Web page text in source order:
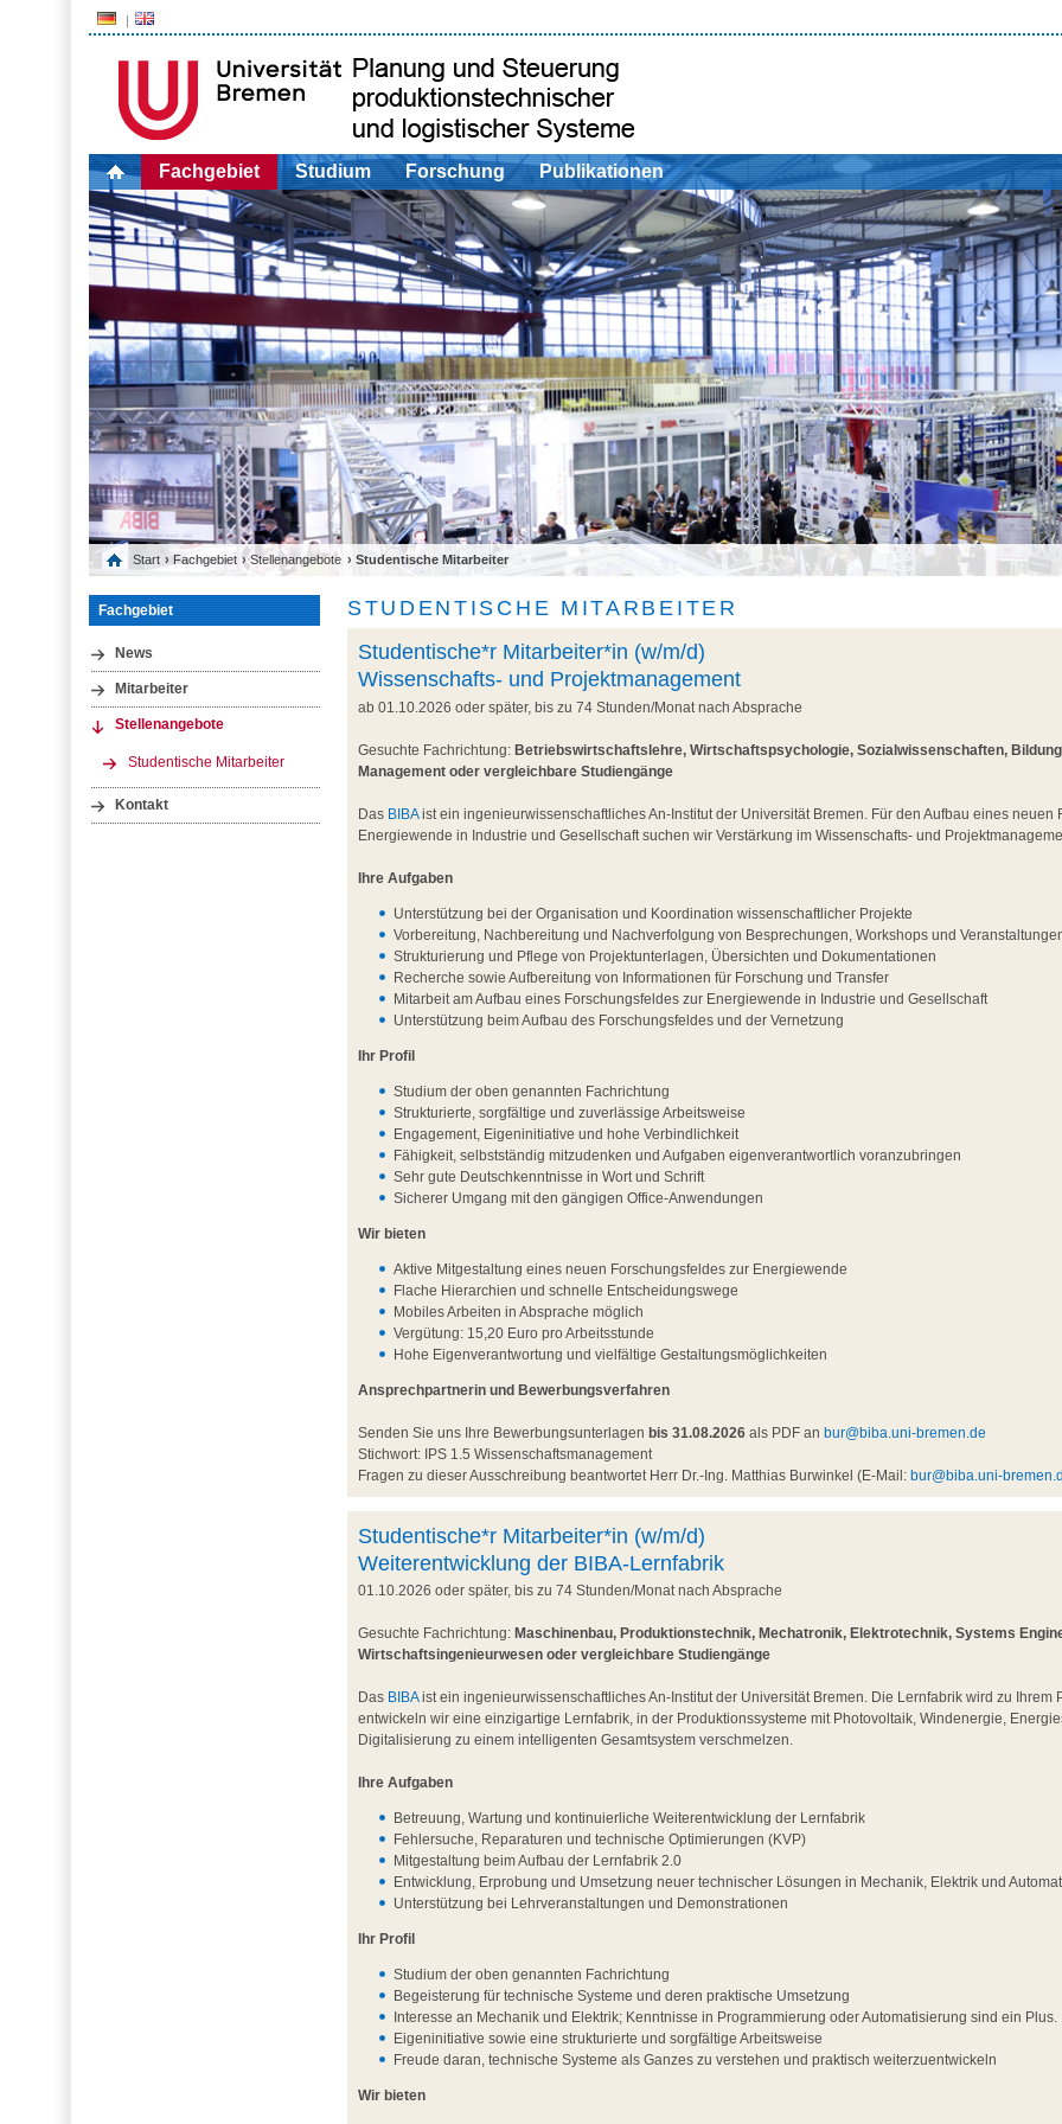
Fachgebiet Studium Forschung Publikationen
Start › Fachgebiet ›Stellenangebote › Studentische Mitarbeiter
Fachgebiet
News
Mitarbeiter
Stellenangebote
Studentische Mitarbeiter
Kontakt
STUDENTISCHE MITARBEITER
Studentische*r Mitarbeiter*in (w/m/d)
Wissenschafts- und Projektmanagement
ab 01.10.2026 oder später, bis zu 74 Stunden/Monat nach Absprache
Gesuchte Fachrichtung:Betriebswirtschaftslehre, Wirtschaftspsychologie, Sozialwissenschaften,
Management oder vergleichbare Studiengänge
Das BIBAist ein ingenieurwissenschaftliches An-Institut der Universität Bremen. Für den Aufbau eines neuen
Energiewende in Industrie und Gesellschaft suchen wir Verstärkung im Wissenschafts- und
Ihre Aufgaben
Unterstützung bei der Organisation und Koordination wissenschaftlicher Projekte
Vorbereitung, Nachbereitung und Nachverfolgung von Besprechungen, Workshops und
Strukturierung und Pflege von Projektunterlagen, Übersichten und Dokumentationen
Recherche sowie Aufbereitung von Informationen für Forschung und Transfer
Mitarbeit am Aufbau eines Forschungsfeldes zur Energiewende in Industrie und Gesellschaft
Unterstützung beim Aufbau des Forschungsfeldes und der Vernetzung
Ihr Profil
Studium der oben genannten Fachrichtung
Strukturierte, sorgfältige und zuverlässige Arbeitsweise
Engagement, Eigeninitiative und hohe Verbindlichkeit
Fähigkeit, selbstständig mitzudenken und Aufgaben eigenverantwortlich voranzubringen
Sehr gute Deutschkenntnisse in Wort und Schrift
Sicherer Umgang mit den gängigen Office-Anwendungen
Wir bieten
Aktive Mitgestaltung eines neuen Forschungsfeldes zur Energiewende
Flache Hierarchien und schnelle Entscheidungswege
Mobiles Arbeiten in Absprache möglich
Vergütung: 15,20 Euro pro Arbeitsstunde
Hohe Eigenverantwortung und vielfältige Gestaltungsmöglichkeiten
Ansprechpartnerin und Bewerbungsverfahren
Senden Sie uns Ihre Bewerbungsunterlagenbis 31.08.2026 als PDF anbur@biba.uni-bremen.de
Stichwort: IPS 1.5 Wissenschaftsmanagement
Fragen zu dieser Ausschreibung beantwortet Herr Dr.-Ing. Matthias Burwinkel (E-Mail:bur@biba.uni-
Studentische*r Mitarbeiter*in (w/m/d)
Weiterentwicklung der BIBA-Lernfabrik
01.10.2026 oder später, bis zu 74 Stunden/Monat nach Absprache
Gesuchte Fachrichtung: Maschinenbau, Produktionstechnik, Mechatronik, Elektrotechnik, Systems
Wirtschaftsingenieurwesen oder vergleichbare Studiengänge
Das BIBAist ein ingenieurwissenschaftliches An-Institut der Universität Bremen. Die Lernfabrik wird zu Ihrem
entwickeln wir eine einzigartige Lernfabrik, in der Produktionssysteme mit Photovoltaik, Windenergie,
Digitalisierung zu einem intelligenten Gesamtsystem verschmelzen.
Ihre Aufgaben
Betreuung, Wartung und kontinuierliche Weiterentwicklung der Lernfabrik
Fehlersuche, Reparaturen und technische Optimierungen (KVP)
Mitgestaltung beim Aufbau der Lernfabrik 2.0
Entwicklung, Erprobung und Umsetzung neuer technischer Lösungen in Mechanik, Elektrik und
Unterstützung bei Lehrveranstaltungen und Demonstrationen
Ihr Profil
Studium der oben genannten Fachrichtung
Begeisterung für technische Systeme und deren praktische Umsetzung
Interesse an Mechanik und Elektrik; Kenntnisse in Programmierung oder Automatisierung sind ein Plus.
Eigeninitiative sowie eine strukturierte und sorgfältige Arbeitsweise
Freude daran, technische Systeme als Ganzes zu verstehen und praktisch weiterzuentwickeln
Wir bieten